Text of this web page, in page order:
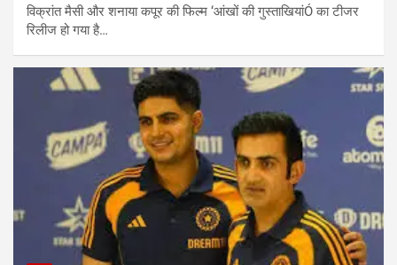
विक्रांत मैसी और शनाया कपूर की फिल्म ‘आंखों की गुस्ताखियांÓ का टीजर
रिलीज हो गया है…